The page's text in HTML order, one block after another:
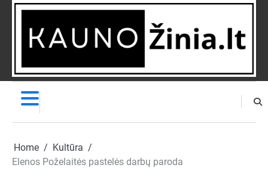
Skip
NAUJIENĄ
Home
Kultūra
Elenos Poželaitės pastelės darbų paroda